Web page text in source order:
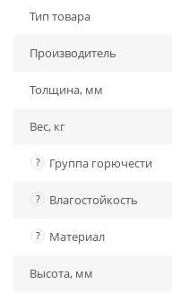
Тип товара
Производитель
Толщина, мм
Вес, кг
? Группа горючести
? Влагостойкость
? Материал
Высота, мм